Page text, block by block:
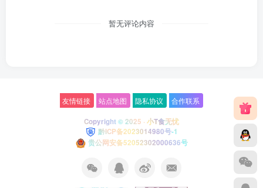
暂无评论内容
友情链接 站点地图 隐私协议 合作联系
Copyright © 2025 · 小T食无忧
黔ICP备2023014980号-1
贵公网安备52052302000636号